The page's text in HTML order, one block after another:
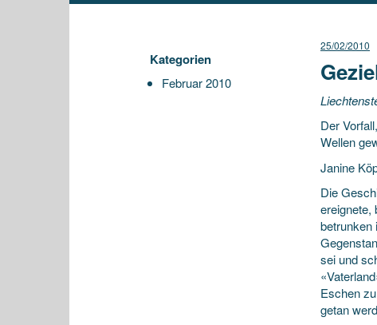
Kategorien
Februar 2010
25/02/2010
Der
Wellen
Janine
Die
ereignete,
betrunken
sei und
Eschen
getan